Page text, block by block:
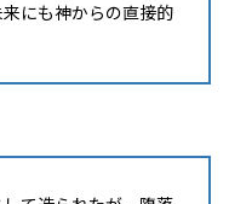
にも神からの直接的